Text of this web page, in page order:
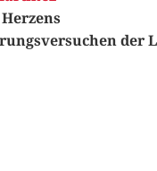
der